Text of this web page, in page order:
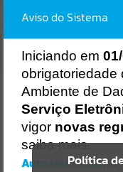
PROTOCOLO
Resultados para""
PortaisPolítica
Aviso do Sistema
Iniciando em
obrigatoriedade
Ambiente de
Serviço
vigor novas
saiba mais.
Autoatendimento -
Erro
Gerenciamento
Ocorreu um erro de
Uncaught SyntaxError:
https://
v=780d20e4:47
Verificar Mais Detalhes